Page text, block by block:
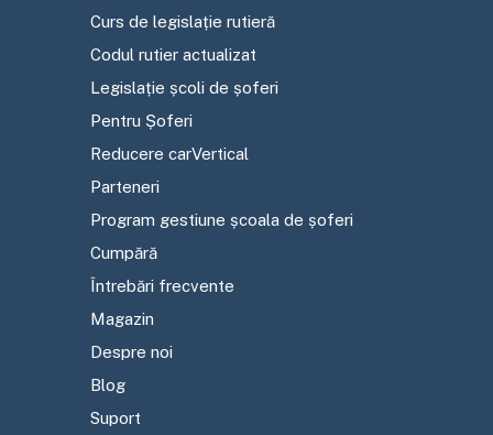
Curs de legislație rutieră
Codul rutier actualizat
Legislație școli de șoferi
Pentru Șoferi
Reducere carVertical
Parteneri
Program gestiune școala de șoferi
Cumpără
Întrebări frecvente
Magazin
Despre noi
Blog
Suport